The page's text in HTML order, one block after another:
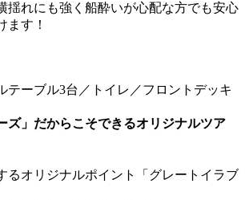
揺れにも強く船酔いが心配な方でも安心
ます！
テーブル3台／トイレ／フロントデッキ
ズ」だからこそできるオリジナルツア
るオリジナルポイント「グレートイラブ